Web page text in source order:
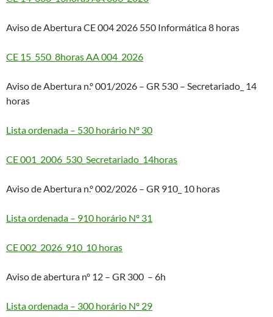
Aviso de Abertura CE 004 2026 550 Informática 8 horas
CE 15_550_8horas AA 004_2026
Aviso de Abertura n.º 001/2026 – GR 530 – Secretariado_ 14
horas
Lista ordenada – 530 horário Nº 30
CE 001_2006_530_Secretariado_14horas
Aviso de Abertura n.º 002/2026 – GR 910_ 10 horas
Lista ordenada – 910 horário Nº 31
CE 002_2026_910_10 horas
Aviso de abertura nº 12 – GR 300 – 6h
Lista ordenada – 300 horário Nº 29